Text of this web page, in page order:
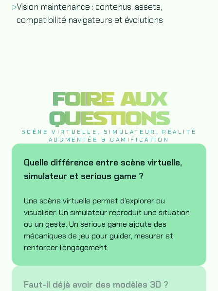
>Vision maintenance : contenus, assets,
compatibilité navigateurs et évolutions
FOIRE AUX
QUESTIONS
SCÈNE VIRTUELLE, SIMULATEUR, RÉALITÉ
AUGMENTÉE & GAMIFICATION
Quelle différence entre scène virtuelle,
simulateur et serious game ?
Une scène virtuelle permet d’explorer ou
visualiser. Un simulateur reproduit une situation
ou un geste. Un serious game ajoute des
mécaniques de jeu pour guider, mesurer et
renforcer l’engagement.
Faut-il déjà avoir des modèles 3D ?